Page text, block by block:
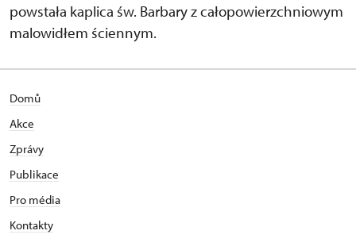
powstała kaplica św. Barbary z całopowierzchniowym
malowidłem ściennym.
Domů
Akce
Zprávy
Publikace
Pro média
Kontakty